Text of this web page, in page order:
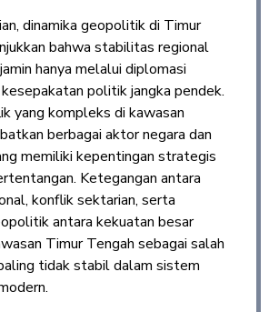
dinamika geopolitik di Timur
bahwa stabilitas regional
hanya melalui diplomasi
politik jangka pendek.
yang kompleks di kawasan
berbagai aktor negara dan
memiliki kepentingan strategis
Ketegangan antara
konflik sektarian, serta
antara kekuatan besar
Timur Tengah sebagai salah
tidak stabil dalam sistem